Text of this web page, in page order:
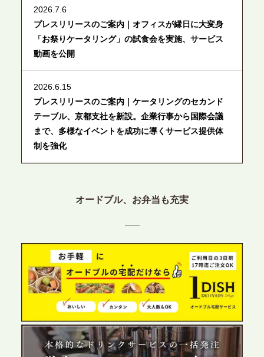
2026.7.6
プレスリリースのご案内｜オフィスが縁日に大変身
「お祭りケータリング」の試食会を実施、サービス
動画を公開
2026.6.15
プレスリリースのご案内｜ケータリングのセカンド
テーブル、京都支社を新設。企業行事から国際会議
まで、多様なイベントを成功に導くサービス提供体
制を強化
プレスリリースのご案内｜ケータリングのセカンド
テーブル、東京都中央区に支社を新設。都内３拠点
目の展開で、拡大する出張パーティー・ケータリン
2026.6.4
プレスリリースのご案内｜夏の社内親睦が、配属後
の離職防止に。オフィスや会議室で縁日気分を味わ
う「お祭りケータリング」の提供を開始
2026.5.29
オードブル、お弁当も充実